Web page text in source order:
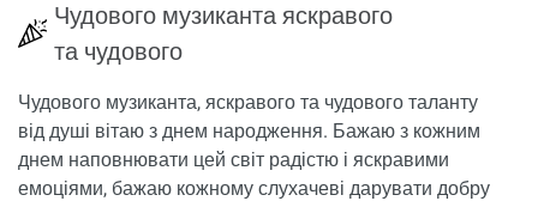
Чудового музиканта яскравого
та чудового
Чудового музиканта, яскравого та чудового таланту
від душі вітаю з днем народження. Бажаю з кожним
днем ​​наповнювати цей світ радістю і яскравими
емоціями, бажаю кожному слухачеві дарувати добру